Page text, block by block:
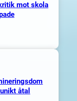
mot skola
åtal